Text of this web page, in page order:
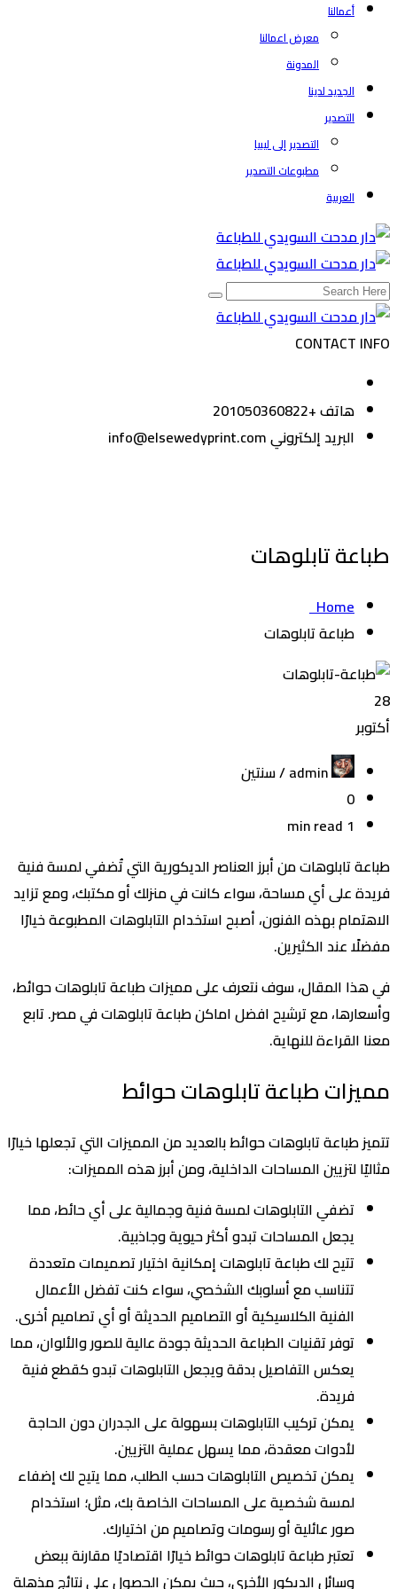
أعمالنا
معرض اعمالنا
المدونة
الجديد لدينا
التصدير
التصدير إلى ليبيا
مطبوعات التصدير
العربية
CONTACT INFO
هاتف+201050360822
البريد إلكتروني
طباعة تابلوهات
Home
طباعة تابلوهات
28
أكتوبر
سنتين
0
1 min read
طباعة تابلوهاتمن أبرز العناصر الديكورية التي تُضفي لمسة فنية
فريدة على أي مساحة، سواء كانت في منزلك أو مكتبك، ومع تزايد
الاهتمام بهذه الفنون، أصبح استخدام التابلوهات المطبوعة خيارًا
مفضلًا عند الكثيرين.
في هذا المقال، سوف نتعرف على مميزات طباعة تابلوهات حوائط،
وأسعارها، مع ترشيح افضل اماكن طباعة تابلوهات في مصر. تابع
معنا القراءة للنهاية.
مميزات طباعة تابلوهات حوائط
تتميز طباعة تابلوهات حوائط بالعديد من المميزات التي تجعلها خيارًا
مثاليًا لتزيين المساحات الداخلية، ومن أبرز هذه المميزات:
تضفي التابلوهات لمسة فنية وجمالية على أي حائط، مما
يجعل المساحات تبدو أكثر حيوية وجاذبية.
تتيح لك طباعة تابلوهات إمكانية اختيار تصميمات متعددة
تتناسب مع أسلوبك الشخصي، سواء كنت تفضل الأعمال
الفنية الكلاسيكية أو التصاميم الحديثة أو أي تصاميم أخرى.
توفر تقنيات الطباعة الحديثة جودة عالية للصور والألوان، مما
يعكس التفاصيل بدقة ويجعل التابلوهات تبدو كقطع فنية
فريدة.
يمكن تركيب التابلوهات بسهولة على الجدران دون الحاجة
لأدوات معقدة، مما يسهل عملية التزيين.
يمكن تخصيص التابلوهات حسب الطلب، مما يتيح لك إضفاء
لمسة شخصية على المساحات الخاصة بك، مثل؛ استخدام
صور عائلية أو رسومات وتصاميم من اختيارك.
تعتبر طباعة تابلوهات حوائط خيارًا اقتصاديًا مقارنة ببعض
وسائل الديكور الأخرى، حيث يمكن الحصول على نتائج مذهلة